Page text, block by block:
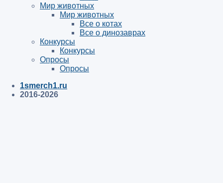
Мир животных
Мир животных
Все о котах
Все о динозаврах
Конкурсы
Конкурсы
Опросы
Опросы
1smerch1.ru
2016-2026